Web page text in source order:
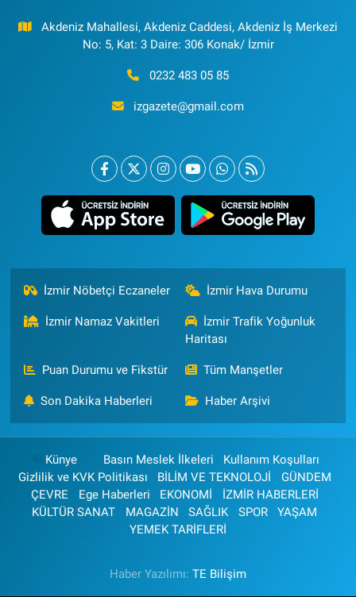
Akdeniz Mahallesi, Akdeniz Caddesi, Akdeniz İş Merkezi
No: 5, Kat: 3 Daire: 306 Konak/ İzmir
0232 483 05 85
izgazete@gmail.com
İzmir Nöbetçi Eczaneler İzmir Hava Durumu
İzmir Namaz Vakitleri
İzmir Trafik Yoğunluk
Haritası
Puan Durumu ve Fikstür Tüm Manşetler
Son Dakika Haberleri Haber Arşivi
Künye Basın Meslek İlkeleri
Kullanım Koşulları
Gizlilik ve KVK Politikası
BİLİM VE TEKNOLOJİ
GÜNDEM
ÇEVRE
Ege Haberleri EKONOMİ
İZMİR HABERLERİ
KÜLTÜR SANAT
MAGAZİN SAĞLIK SPOR
YAŞAM
YEMEK TARİFLERİ
Haber Yazılımı: TE Bilişim